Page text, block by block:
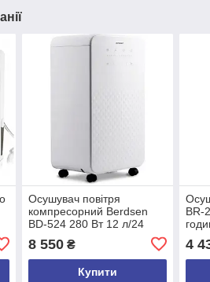
Осушувач повітря
компресорний Berdsen
BD-524 280 Вт 12 л/24
8 550₴
Купити
BR-
4